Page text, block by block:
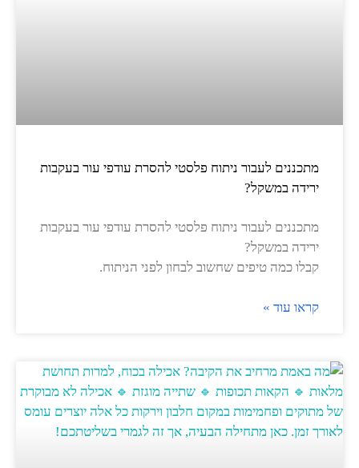
מתכננים לעבור ניתוח פלסטי להסרת עודפי עור בעקבות
ירידה במשקל?
מתכננים לעבור ניתוח פלסטי להסרת עודפי עור בעקבות
ירידה במשקל?
קבלו כמה טיפים שחשוב לבחון לפני הניתוח.
קראו עוד »